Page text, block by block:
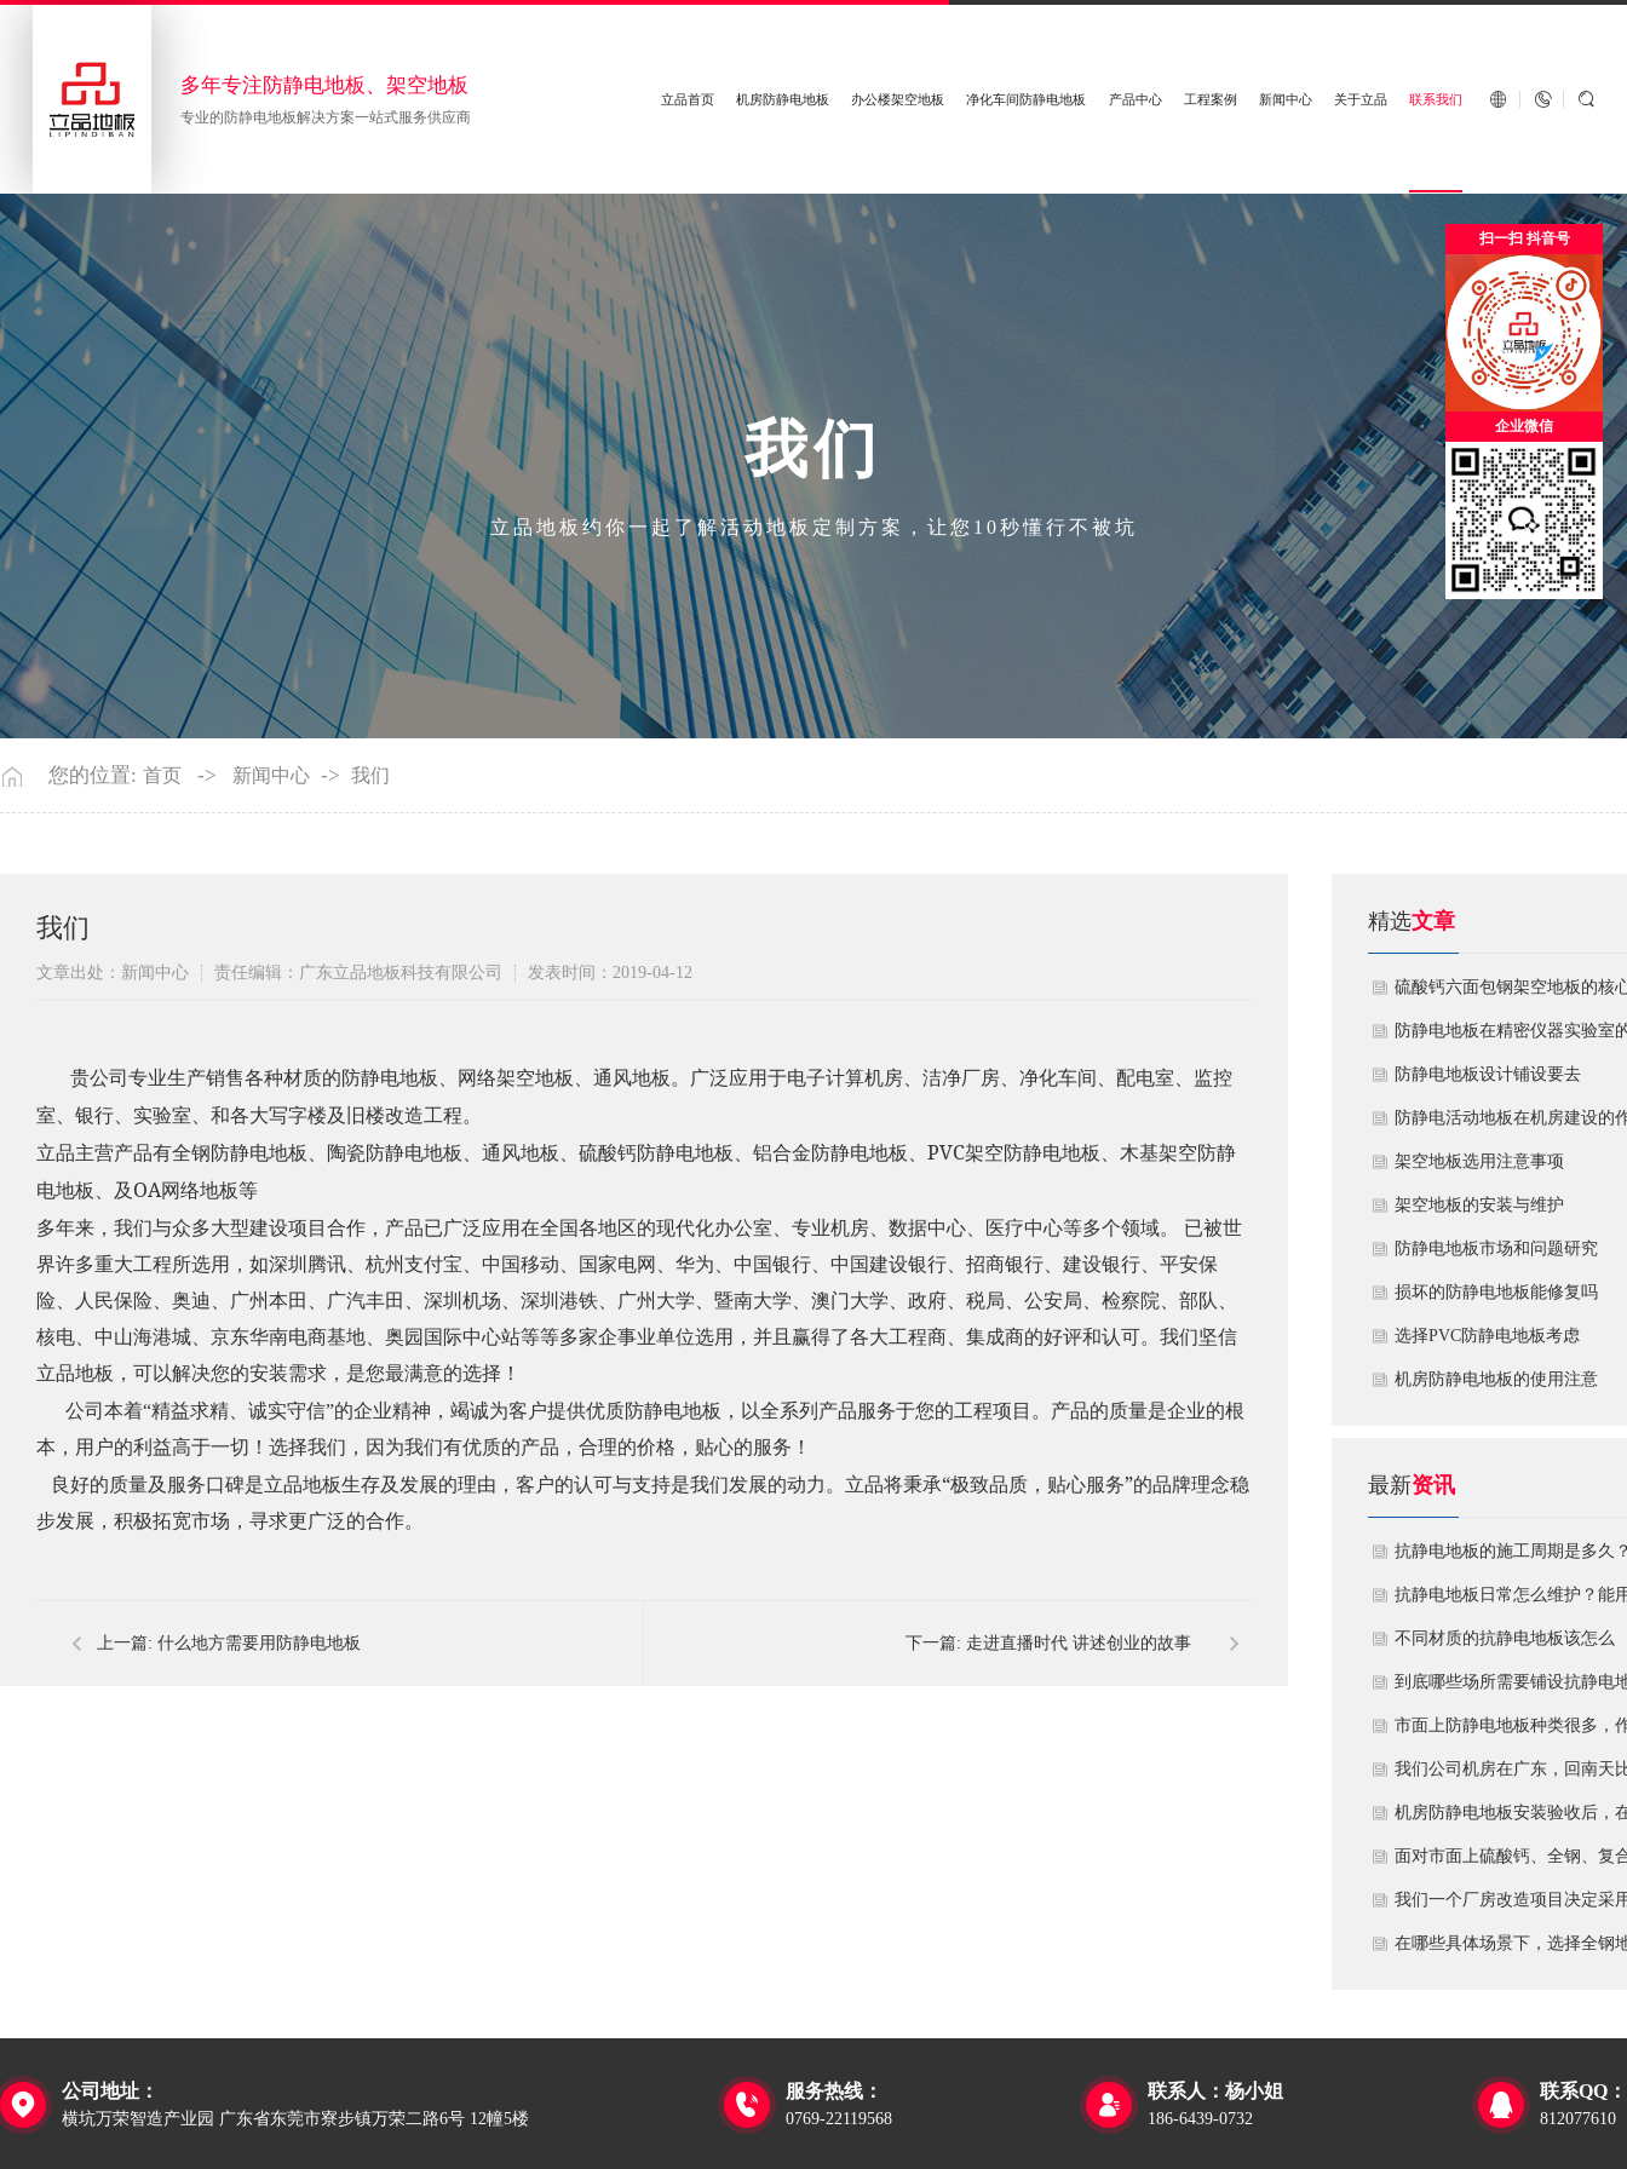
多年专注防静电地板、架空地板
专业的防静电地板解决方案一站式服务供应商
立品首页 机房防静电地板 办公楼架空地板 净化车间防静电地板 产品中心 工程案例 新闻中心 关于立品 联系我们 English  
我们
立品地板约你一起了解活动地板定制方案，让您10秒懂行不被坑
您的位置: 首页 -> 新闻中心 -> 我们
我们
文章出处：新闻中心 责任编辑：广东立品地板科技有限公司 发表时间：2019-04-12
贵公司专业生产销售各种材质的防静电地板、网络架空地板、通风地板。广泛应用于电子计算机房、洁净厂房、净化车间、配电室、监控
室、银行、实验室、和各大写字楼及旧楼改造工程。
立品主营产品有全钢防静电地板、陶瓷防静电地板、通风地板、硫酸钙防静电地板、铝合金防静电地板、 PVC架空防静电地板、木基架空防静
电地板、及 OA网络地板等
多年来，我们与众多大型建设项目合作，产品已广泛应用在全国各地区的现代化办公室、专业机房、数据中心、医疗中心等多个领域。
已被世
界许多重大工程所选用，如深圳腾讯、杭州支付宝、中国移动、国家电网、华为、中国银行、中国建设银行、招商银行、建设银行、平安保
险、人民保险、奥迪、广州本田、广汽丰田、深圳机场、深圳港铁、广州大学、暨南大学、澳门大学、政府、税局、公安局、检察院、部队、
核电、中山海港城、京东华南电商基地、奥园国际中心站等等多家企事业单位选用，并且赢得了各大工程商、集成商的好评和认可。我们坚信
立品地板，可以解决您的安装需求，是您最满意的选择！
公司本着“精益求精、诚实守信”的企业精神，竭诚为客户提供优质防静电地板，以全系列产品服务于您的工程项目。产品的质量是企业的根
本，用户的利益高于一切！选择我们，因为我们有优质的产品，合理的价格，贴心的服务！
良好的质量及服务口碑是立品地板生存及发展的理由，客户的认可与支持是我们发展的动力。立品将秉承“极致品质，贴心服务”的品牌理念稳
步发展，积极拓宽市场，寻求更广泛的合作。
上一篇: 什么地方需要用防静电地板 下一篇: 走进直播时代 讲述创业的故事
精选文章
硫酸钙六面包钢架空地板的核
技术优势与防火安全价值
防静电地板在精密仪器实验室
定制化应用方案
​防静电地板设计铺设要去
防静电活动地板在机房建设的
用
​架空地板选用注意事项
​架空地板的安装与维护
防静电地板市场和问题研究
损坏的防静电地板能修复吗
​选择PVC防静电地板考虑
机房防静电地板的使用注意
最新资讯
抗静电地板的施工周期是多久
需要注意什么?
抗静电地板日常怎么维护？能
多久？
不同材质的抗静电地板该怎么
选？
到底哪些场所需要铺设抗静电
板？
市面上防静电地板种类很多，
为采购方，我们该如何鉴别地
的质量好坏？所谓的“系统电
阻”为什么很重要？
我们公司机房在广东，回南天
较潮湿，这种环境下使用防静
地板要注意什么？日常维护有
些要点？
机房防静电地板安装验收后，
日常运维中常常被忽视。请问
一套规范的、可操作的维护规
应包含哪些内容？有哪些“小问
面对市面上硫酸钙、全钢、复
等多种类型的机房防静电地板
我们该如何科学选型？除了预
我们一个厂房改造项目决定采
全钢防静电地板。听说它的安
错的环节，以及如何建立有效
维护制度来保障其长期稳定运
在哪些具体场景下，选择全钢

公司地址：
横坑万荣智造产业园 广东省东莞市寮步镇万荣二路6号 12幢5楼

服务热线：
0769-22119568

联系人：杨小姐
186-6439-0732

联系QQ：
812077610
扫一扫 抖音号
企业微信